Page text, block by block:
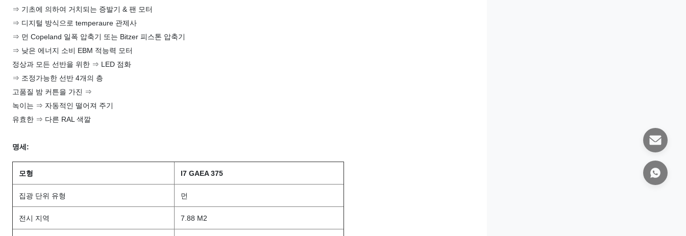
⇒ 기초에 의하여 거치되는 증발기 & 팬 모터
⇒ 디지털 방식으로 temperaure 관제사
⇒ 먼 Copeland 일폭 압축기 또는 Bitzer 피스톤 압축기
⇒ 낮은 에너지 소비 EBM 적능력 모터
정상과 모든 선반을 위한 ⇒ LED 점화
⇒ 조정가능한 선반 4개의 층
고품질 밤 커튼을 가진 ⇒
녹이는 ⇒ 자동적인 떨어져 주기
유효한 ⇒ 다른 RAL 색깔
명세:
모형 I7 GAEA 375
집광 단위 유형 먼
전시 지역 7.88 M2